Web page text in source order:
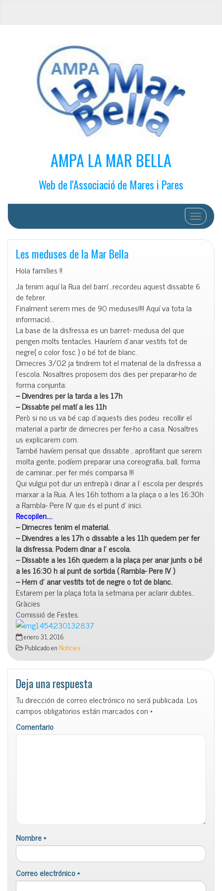
AMPA LA MAR BELLA
Web de l'Associació de Mares i Pares
Cambiar
Les meduses de la Mar Bella
Hola famílies !!
Ja tenim aquí la Rua del barrí…recordeu aquest dissabte 6
de febrer.
Finalment serem mes de 90 meduses!!!! Aquí va tota la
informació…
La base de la disfressa es un barret- medusa del que
pengen molts tentacles. Hauríem d’anar vestits tot de
negre( o color fosc ) o bé tot de blanc.
Dimecres 3/02 ja tindrem tot el material de la disfressa a
l’escola. Nosaltres proposem dos dies per preparar-ho de
forma conjunta:
– Divendres per la tarda a les 17h
– Dissabte pel matí a les 11h
Però si no us va bé cap d’aquests dies podeu recollir el
material a partir de dimecres per fer-ho a casa. Nosaltres
us explicarem com.
També havíem pensat que dissabte , aprofitant que serem
molta gente, podíem preparar una coreografia, ball, forma
de caminar…per fer més comparsa !!!
Qui vulgui pot dur un entrepà i dinar a l’ escola per després
marxar a la Rua. A les 16h tothom a la plaça o a les 16:30h
a Rambla- Pere IV que és el punt d’ inici.
Recopilen….
– Dimecres tenim el material.
– Divendres a les 17h o dissabte a les 11h quedem per fer
la disfressa. Podem dinar a l’ escola.
– Dissabte a les 16h quedem a la plaça per anar junts o bé
a les 16:30 h al punt de sortida ( Rambla- Pere IV )
– Hem d’ anar vestits tot de negre o tot de blanc.
Estarem per la plaça tota la setmana per aclarir dubtes..
Gràcies
Comissió de Festes.
enero 31, 2016
Publicado en Noticies
Deja una respuesta
Tu dirección de correo electrónico no será publicada. Los
campos obligatorios están marcados con*
Comentario
Nombre*
Correo electrónico*